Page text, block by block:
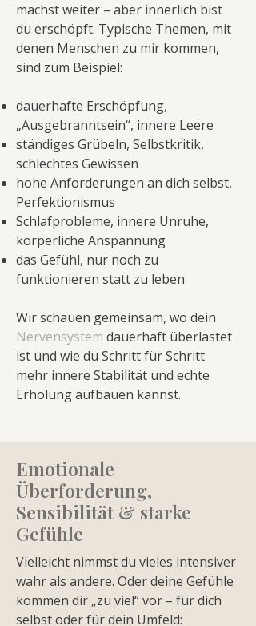
machst weiter – aber innerlich bist
du erschöpft. Typische Themen, mit
denen Menschen zu mir kommen,
sind zum Beispiel:
dauerhafte Erschöpfung,
„Ausgebranntsein“, innere Leere
ständiges Grübeln, Selbstkritik,
schlechtes Gewissen
hohe Anforderungen an dich selbst,
Perfektionismus
Schlafprobleme, innere Unruhe,
körperliche Anspannung
das Gefühl, nur noch zu
funktionieren statt zu leben
Wir schauen gemeinsam, wo dein
Nervensystem dauerhaft überlastet
ist und wie du Schritt für Schritt
mehr innere Stabilität und echte
Erholung aufbauen kannst.
Emotionale
Überforderung,
Sensibilität & starke
Gefühle
Vielleicht nimmst du vieles intensiver
wahr als andere. Oder deine Gefühle
kommen dir „zu viel“ vor – für dich
selbst oder für dein Umfeld: